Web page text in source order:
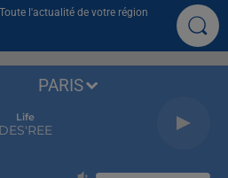
Toute l'actualité de votre région
Life
DES'REE
PARIS